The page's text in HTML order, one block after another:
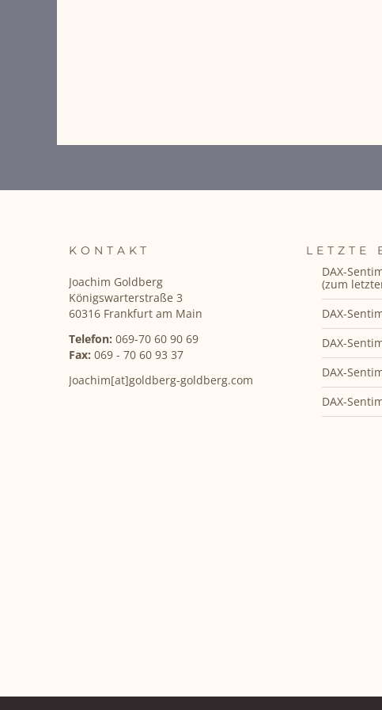
KONTAKT
Joachim Goldberg
Königswarterstraße 3
60316 Frankfurt am Main
Telefon: 069-70 60 90 69
Fax: 069 - 70 60 93 37
Joachim[at]goldberg-goldberg.com
LETZTE
DAX-
(zum
DAX-
DAX-
DAX-
DAX-